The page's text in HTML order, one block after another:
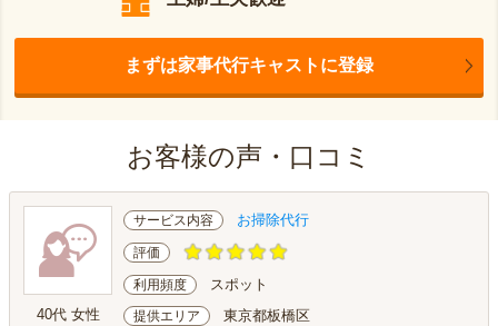
まずは家事代行キャストに登録
お客様の声・口コミ
40代 女性
サービス内容 お掃除代行
評価
利用頻度 スポット
提供エリア 東京都板橋区